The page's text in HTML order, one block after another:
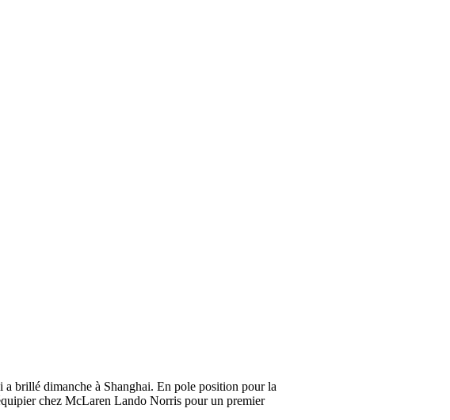
brillé dimanche à Shanghai. En pole position pour la
chez McLaren Lando Norris pour un premier